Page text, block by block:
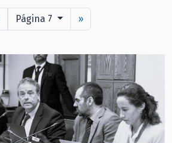
Página 7 »